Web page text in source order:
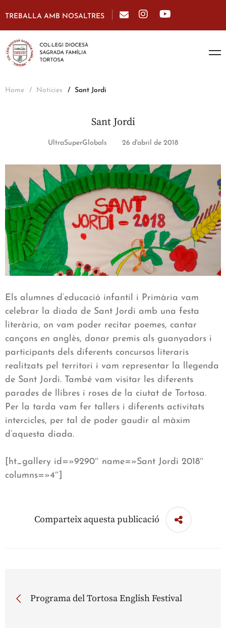
TREBALLA AMB NOSALTRES
Home Notícies Sant Jordi
Sant Jordi
UltraSuperGlobals 26 d'abril de 2018
Els alumnes d’educació infantil i Primària vam
celebrar la diada de Sant Jordi amb una festa
literària, on vam poder recitar poemes, cantar
cançons en anglès, donar premis als guanyadors i
participants dels diferents concursos literaris
realitzats pel territori i vam representar la llegenda
de Sant Jordi. També vam visitar les diferents
parades de llibres i roses de la ciutat de Tortosa.
Per la tarda vam fer tallers i diferents activitats
intercicles, per tal de poder gaudir al màxim
d’aquesta diada.
[ht_gallery id=»9290″ name=»Sant Jordi 2018″
columns=»4″]
Comparteix aquesta publicació
Programa del Tortosa English Festival